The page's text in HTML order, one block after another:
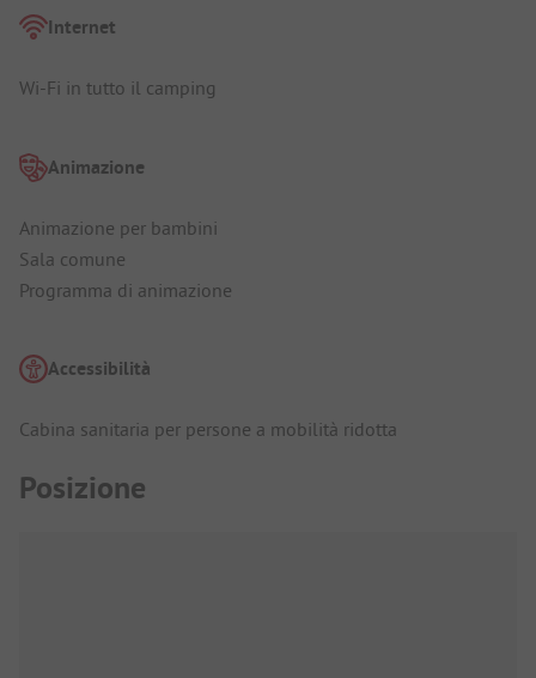
Internet
Wi-Fi in tutto il camping
Animazione
Animazione per bambini
Sala comune
Programma di animazione
Accessibilità
Cabina sanitaria per persone a mobilità ridotta
Posizione